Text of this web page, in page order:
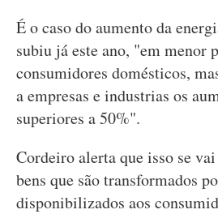
É o caso do aumento da
subiu já este ano, "em menor
consumidores domésticos,
a empresas e industrias os
superiores a 50%".
Cordeiro alerta que isso se
bens que são transformados
disponibilizados aos